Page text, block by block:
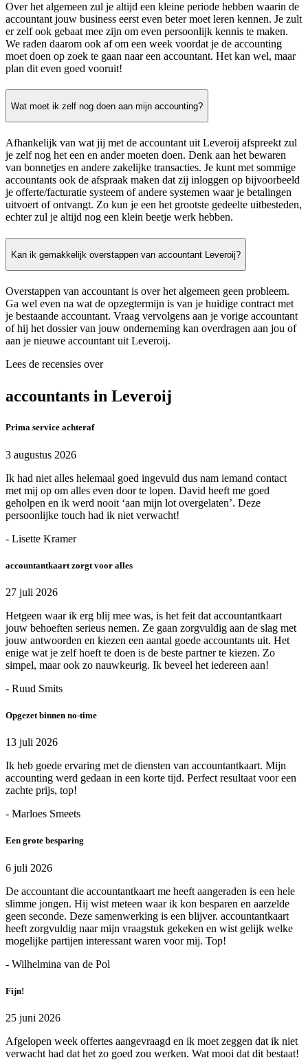
Over het algemeen zul je altijd een kleine periode hebben waarin de
accountant jouw business eerst even beter moet leren kennen. Je zult
er zelf ook gebaat mee zijn om even persoonlijk kennis te maken.
We raden daarom ook af om een week voordat je de accounting
moet doen op zoek te gaan naar een accountant. Het kan wel, maar
plan dit even goed vooruit!
Wat moet ik zelf nog doen aan mijn accounting?
Afhankelijk van wat jij met de accountant uit Leveroij afspreekt zul
je zelf nog het een en ander moeten doen. Denk aan het bewaren
van bonnetjes en andere zakelijke transacties. Je kunt met sommige
accountants ook de afspraak maken dat zij inloggen op bijvoorbeeld
je offerte/facturatie systeem of andere systemen waar je betalingen
uitvoert of ontvangt. Zo kun je een het grootste gedeelte uitbesteden,
echter zul je altijd nog een klein beetje werk hebben.
Kan ik gemakkelijk overstappen van accountant Leveroij?
Overstappen van accountant is over het algemeen geen probleem.
Ga wel even na wat de opzegtermijn is van je huidige contract met
je bestaande accountant. Vraag vervolgens aan je vorige accountant
of hij het dossier van jouw onderneming kan overdragen aan jou of
aan je nieuwe accountant uit Leveroij.
Lees de recensies over
accountants in Leveroij
Prima service achteraf
3 augustus 2026
Ik had niet alles helemaal goed ingevuld dus nam iemand contact
met mij op om alles even door te lopen. David heeft me goed
geholpen en ik werd nooit ‘aan mijn lot overgelaten’. Deze
persoonlijke touch had ik niet verwacht!
- Lisette Kramer
accountantkaart zorgt voor alles
27 juli 2026
Hetgeen waar ik erg blij mee was, is het feit dat accountantkaart
jouw behoeften serieus nemen. Ze gaan zorgvuldig aan de slag met
jouw antwoorden en kiezen een aantal goede accountants uit. Het
enige wat je zelf hoeft te doen is de beste partner te kiezen. Zo
simpel, maar ook zo nauwkeurig. Ik beveel het iedereen aan!
- Ruud Smits
Opgezet binnen no-time
13 juli 2026
Ik heb goede ervaring met de diensten van accountantkaart. Mijn
accounting werd gedaan in een korte tijd. Perfect resultaat voor een
zachte prijs, top!
- Marloes Smeets
Een grote besparing
6 juli 2026
De accountant die accountantkaart me heeft aangeraden is een hele
slimme jongen. Hij wist meteen waar ik kon besparen en aarzelde
geen seconde. Deze samenwerking is een blijver. accountantkaart
heeft zorgvuldig naar mijn vraagstuk gekeken en wist gelijk welke
mogelijke partijen interessant waren voor mij. Top!
- Wilhelmina van de Pol
Fijn!
25 juni 2026
Afgelopen week offertes aangevraagd en ik moet zeggen dat ik niet
verwacht had dat het zo goed zou werken. Wat mooi dat dit bestaat!